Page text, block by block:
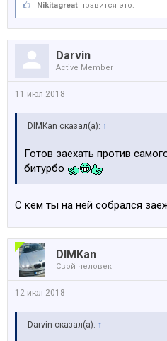
Nikitagreat нравится это.
Darvin
Active Member
11 июл 2018
DIMKan сказал(а): ↑
Готов заехать против
битурбо
С кем ты на ней собрался
DIMKan
Свой человек
12 июл 2018
Darvin сказал(а): ↑